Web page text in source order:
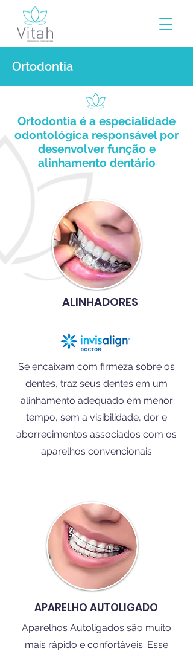
Ortodontia
Ortodontia é a especialidade
odontológica responsável por
desenvolver função e
alinhamento dentário
ALINHADORES
Se encaixam com firmeza sobre os
dentes, traz seus dentes em um
alinhamento adequado em menor
tempo, sem a visibilidade, dor e
aborrecimentos associados com os
aparelhos convencionais
APARELHO AUTOLIGADO
Aparelhos Autoligados são muito
mais rápido e confortáveis. Esse